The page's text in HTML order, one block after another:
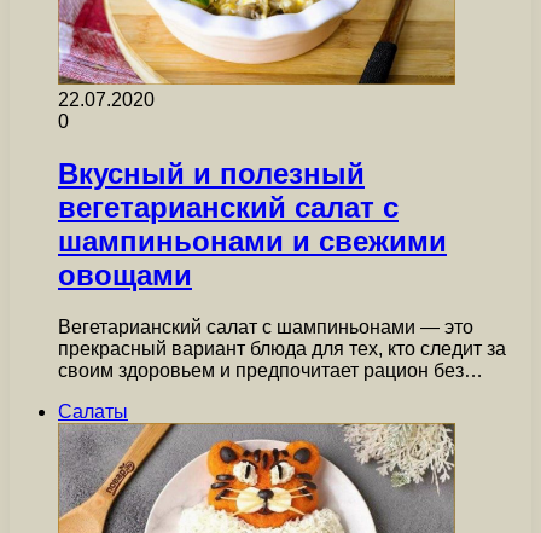
22.07.2020
0
Вкусный и полезный
вегетарианский салат с
шампиньонами и свежими
овощами
Вегетарианский салат с шампиньонами — это
прекрасный вариант блюда для тех, кто следит за
своим здоровьем и предпочитает рацион без…
Салаты